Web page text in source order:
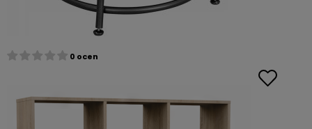
0 ocen